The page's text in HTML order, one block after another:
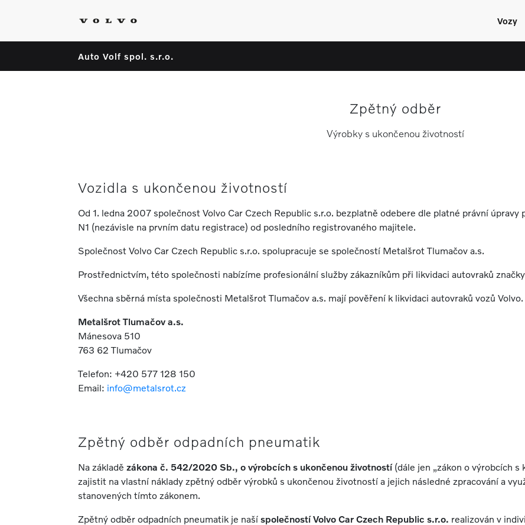
Vozy
Auto Volf spol. s.r.o.
Zpětný odběr
Výrobky s ukončenou životností
Vozidla s ukončenou životností
Od 1. ledna 2007 společnost Volvo Car Czech Republic s.r.o. bezplatně odebere dle platné právní úpravy
N1 (nezávisle na prvním datu registrace) od posledního registrovaného majitele.
Společnost Volvo Car Czech Republic s.r.o. spolupracuje se společností Metalšrot Tlumačov a.s.
Prostřednictvím, této společnosti nabízíme profesionální služby zákazníkům při likvidaci autovraků
Všechna sběrná místa společnosti Metalšrot Tlumačov a.s. mají pověření k likvidaci autovraků vozů Volvo.
Metalšrot Tlumačov a.s.
Mánesova 510
763 62 Tlumačov
Telefon: +420 577 128 150
Email: info@metalsrot.cz
Zpětný odběr odpadních pneumatik
Na základě zákona č. 542/2020 Sb., o výrobcích s ukončenou životností(dále jen „zákon o výrobcích s
zajistit na vlastní náklady zpětný odběr výrobků s ukončenou životností a jejich následné zpracování a
stanovených tímto zákonem.
Zpětný odběr odpadních pneumatik je naší společností Volvo Car Czech Republic s.r.o. realizován v